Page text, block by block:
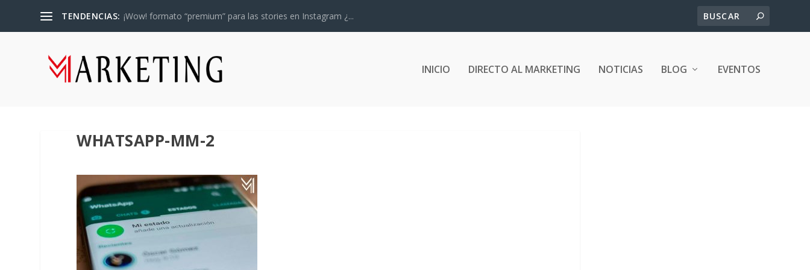
TENDENCIAS: ¡Wow! formato “premium” para las stories en Instagram ¿...
INICIO DIRECTO AL MARKETING NOTICIAS BLOG EVENTOS
WHATSAPP-MM-2